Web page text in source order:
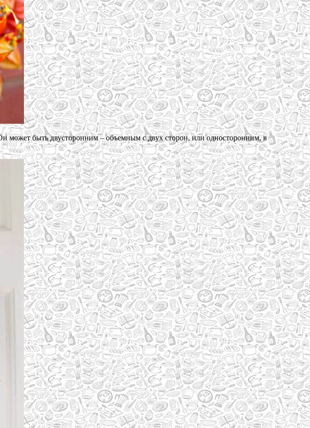
может быть двусторонним – объемным с двух сторон, или односторонним, в